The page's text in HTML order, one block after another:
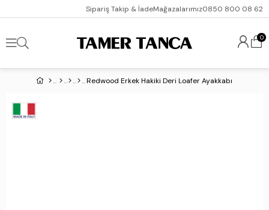
Sipariş Takip & İadeMağazalarımız0850 800 08 62
0
Redwood Erkek Hakiki Deri Loafer Ayakkabı